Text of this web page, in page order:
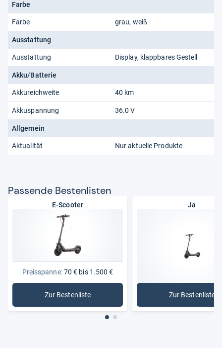
Farbe
Farbe grau, weiß
Ausstattung
Ausstattung Display, klappbares Gestell
Akku/Batterie
Akkureichweite 40 km
Akkuspannung 36.0 V
Allgemein
Aktualität Nur aktuelle Produkte
Pas­sende Bes­ten­lis­ten
E-Scooter
Preisspanne:70 € bis 1.500 €
Zur Bestenliste
: E-Scooter
Ja
Zur Bestenliste
: Ja